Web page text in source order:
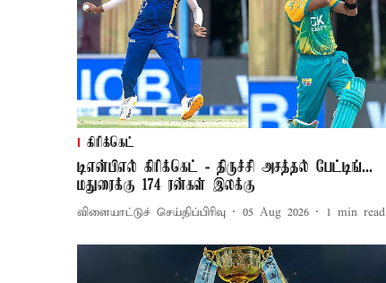
கிரிக்கெட்
டிஎன்பிஎல் கிரிக்கெட் - திருச்சி அசத்தல் பேட்டிங்...
மதுரைக்கு 174 ரன்கள் இலக்கு
விளையாட்டுச் செய்திப்பிரிவு 05 Aug 2026 1 min read